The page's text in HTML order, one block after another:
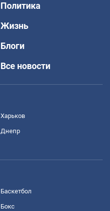
Политика
Жизнь
Блоги
Все новости
Харьков
Днепр
Баскетбол
Бокс